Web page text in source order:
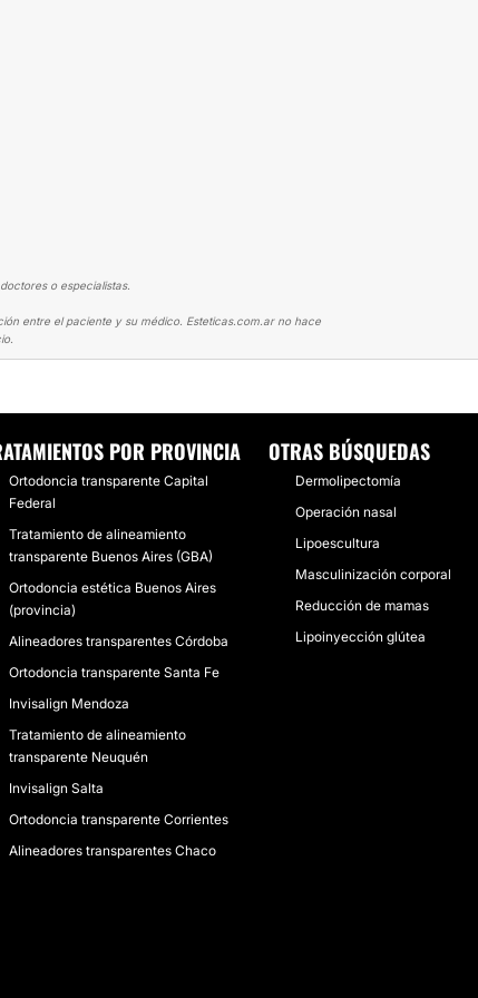
o especialistas.
entre el paciente y su médico. Esteticas.com.ar no hace
POR PROVINCIA
Ortodoncia transparente Capital
Federal
Tratamiento de alineamiento
transparente Buenos Aires (GBA)
Ortodoncia estética Buenos Aires
(provincia)
Alineadores transparentes Córdoba
Ortodoncia transparente Santa Fe
Invisalign Mendoza
Tratamiento de alineamiento
transparente Neuquén
Invisalign Salta
Ortodoncia transparente Corrientes
Alineadores transparentes Chaco
OTRAS BÚSQUEDAS
Dermolipectomía
Operación nasal
Lipoescultura
Masculinización corporal
Reducción de mamas
Lipoinyección glútea